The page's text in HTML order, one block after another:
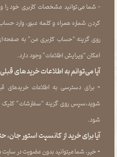
- شما می‏‌توانید مشخصات کاربری خود را
کردن شماره همراه و کلمه عبور، وارد
روی گزینه “حساب کاربری من” به
امکان “ویرایش اطلاعات” وجود دارد.​​​​​​​
آیا می‌‏توانم به اطلاعات خریدهای
​​​​​​​- برای دسترسی به اطلاعات خریدهای
شوید،سپس روی گزینه “سفارشات” کلیک
‏شود.​​​​​​​
آیا برای خرید از کانسپت استور
​​​​​​​- خیر، شما میتوانید بدون عضویت در